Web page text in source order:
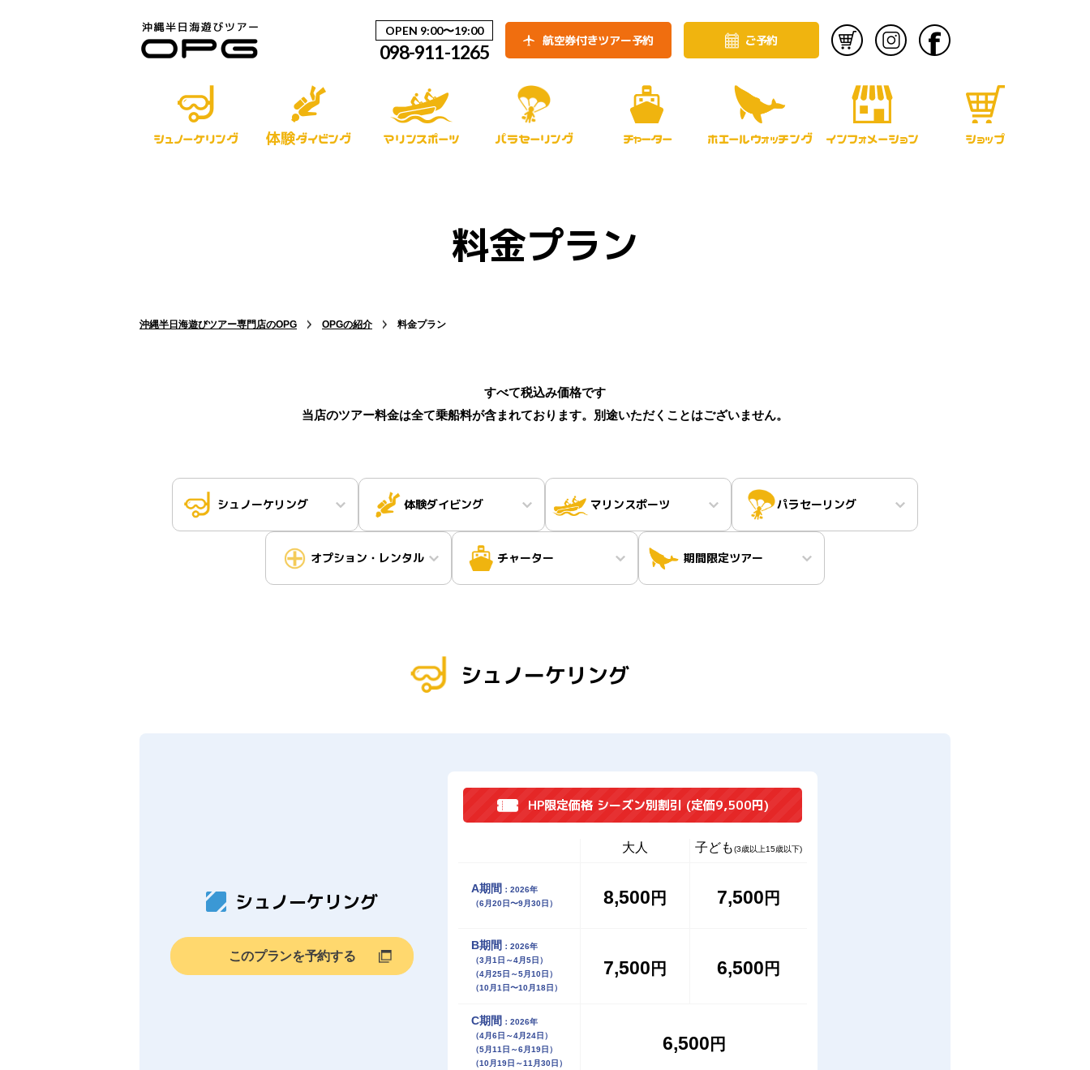
OPEN 9:00〜19:00
098-911-1265
航空券付きツアー予約 ご予約
シュノーケリング 体験ダイビング マリンスポーツ パラセーリング チャーター ホエールウォッチング インフォメーション ショップ
料金プラン
沖縄半日海遊びツアー専門店のOPG OPGの紹介 料金プラン
すべて税込み価格です
当店のツアー料金は全て乗船料が含まれております。別途いただくことはございません。
シュノーケリング 体験ダイビング マリンスポーツ パラセーリング
オプション・レンタル チャーター 期間限定ツアー
シュノーケリング
シュノーケリング
このプランを予約する
HP限定価格 シーズン別割引 (定価9,500円)
大人 子ども(3歳以上15歳以下)
A期間 ：2026年
（6月20日〜9月30日）
8,500 円 7,500 円
B期間 ：2026年
（3月1日～4月5日）
（4月25日～5月10日）
（10月1日〜10月18日）
7,500 円 6,500 円
C期間 ：2026年
（4月6日～4月24日）
（5月11日～6月19日）
（10月19日～11月30日）
6,500 円